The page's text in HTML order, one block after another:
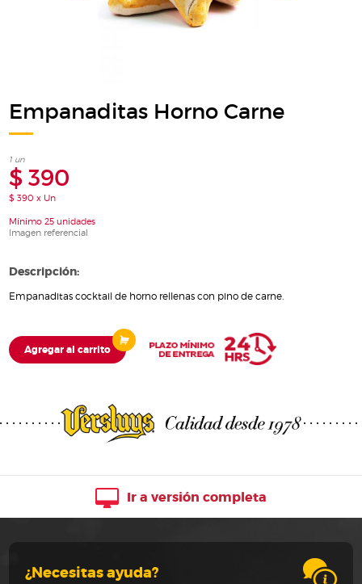
Empanaditas Horno Carne
1 un
$ 390
$ 390 x Un
Mínimo 25 unidades
Imagen referencial
Descripción:
Empanaditas cocktail de horno rellenas con pino de carne.
Agregar al carrito
Ir a versión completa
¿Necesitas ayuda?